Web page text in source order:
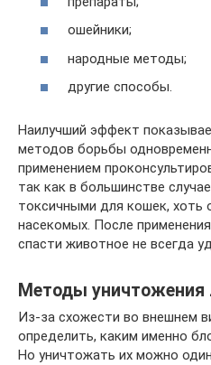
ошейники;
народные методы;
другие способы.
Наилучший эффект
методов борьбы
применением
так как в большинстве
токсичными для кошек, хоть
насекомых. После
спасти животное не всегда
Методы уничтожения
Из-за схожести во внешнем
определить, каким именно
Но уничтожать их можно